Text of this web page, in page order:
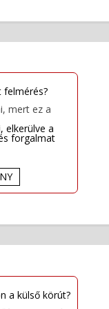
felmérés?
mert ez a
elkerülve a
forgalmat
a külső körút?